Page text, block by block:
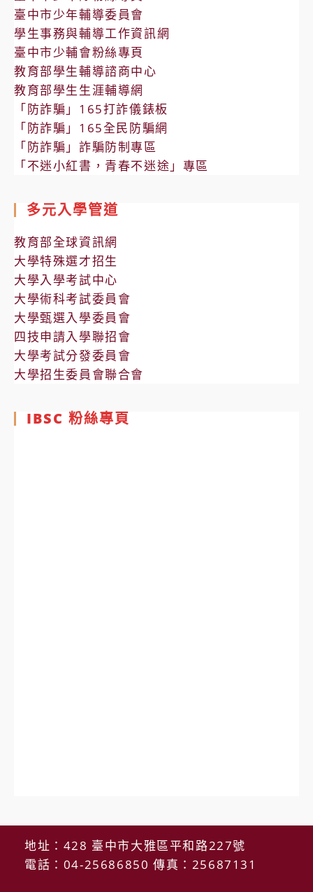
臺中市少年輔導委員會
學生事務與輔導工作資訊網
臺中市少輔會粉絲專頁
教育部學生輔導諮商中心
教育部學生生涯輔導網
「防詐騙」165打詐儀錶板
「防詐騙」165全民防騙網
「防詐騙」詐騙防制專區
「不迷小紅書，青春不迷途」專區
多元入學管道
教育部全球資訊網
大學特殊選才招生
大學入學考試中心
大學術科考試委員會
大學甄選入學委員會
四技申請入學聯招會
大學考試分發委員會
大學招生委員會聯合會
IBSC 粉絲專頁
地址：428 臺中市大雅區平和路227號
電話：04-25686850 傳真：25687131